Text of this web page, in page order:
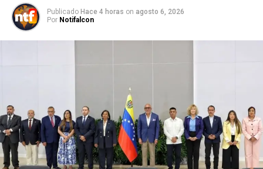
Publicado Hace 4 horas on agosto 6, 2026
Por Notifalcon